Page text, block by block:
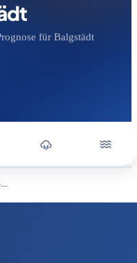
für Balgstädt